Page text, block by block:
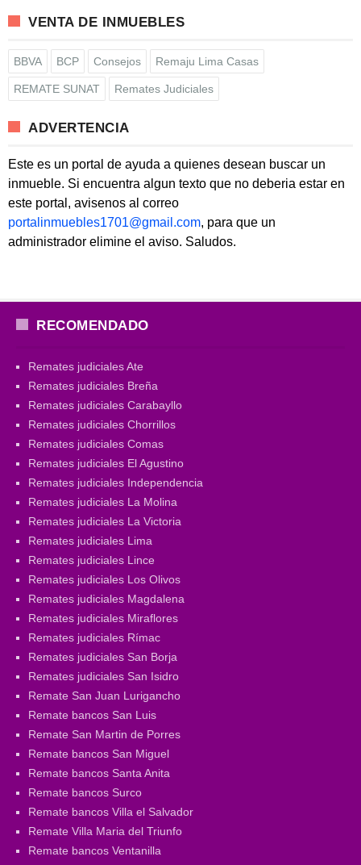
VENTA DE INMUEBLES
BBVA BCP Consejos Remaju Lima Casas
REMATE SUNAT Remates Judiciales
ADVERTENCIA
Este es un portal de ayuda a quienes desean buscar un
inmueble. Si encuentra algun texto que no deberia estar en
este portal, avisenos al correo
portalinmuebles1701@gmail.com, para que un
administrador elimine el aviso. Saludos.
RECOMENDADO
Remates judiciales Ate
Remates judiciales Breña
Remates judiciales Carabayllo
Remates judiciales Chorrillos
Remates judiciales Comas
Remates judiciales El Agustino
Remates judiciales Independencia
Remates judiciales La Molina
Remates judiciales La Victoria
Remates judiciales Lima
Remates judiciales Lince
Remates judiciales Los Olivos
Remates judiciales Magdalena
Remates judiciales Miraflores
Remates judiciales Rímac
Remates judiciales San Borja
Remates judiciales San Isidro
Remate San Juan Lurigancho
Remate bancos San Luis
Remate San Martin de Porres
Remate bancos San Miguel
Remate bancos Santa Anita
Remate bancos Surco
Remate bancos Villa el Salvador
Remate Villa Maria del Triunfo
Remate bancos Ventanilla